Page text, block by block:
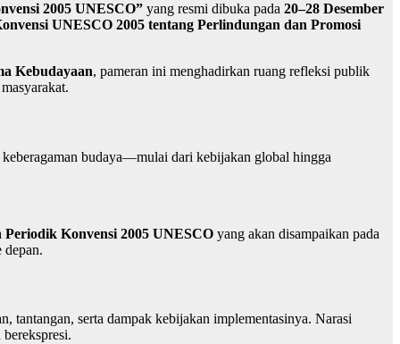
2005 UNESCO” yang resmi dibuka pada 20–28 Desember
UNESCO 2005 tentang Perlindungan dan Promosi
Kebudayaan, pameran ini menghadirkan ruang refleksi publik
budaya—mulai dari kebijakan global hingga
Konvensi 2005 UNESCO yang akan disampaikan pada
depan.
tantangan, serta dampak kebijakan implementasinya. Narasi